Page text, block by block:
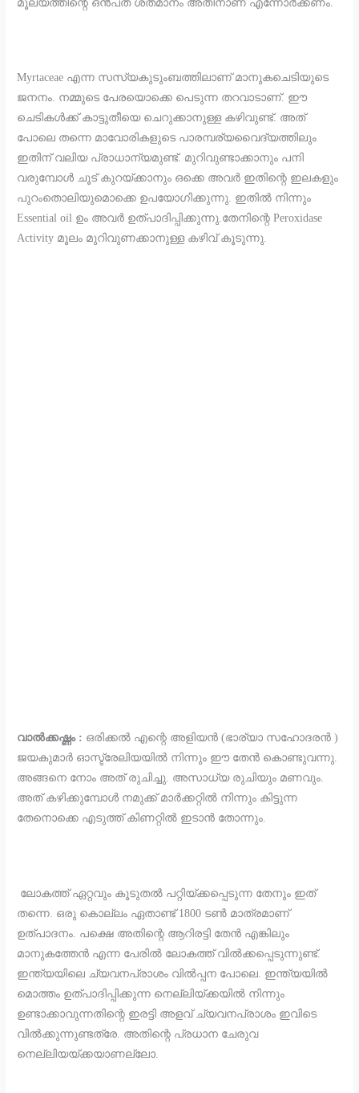
മൂല്യത്തിന്റെ ഒൻപത് ശതമാനം അതിനാണ് എന്നോർക്കണം.
Myrtaceae എന്ന സസ്യകുടുംബത്തിലാണ് മാനുകചെടിയുടെ
ജനനം. നമ്മുടെ പേരയൊക്കെ പെടുന്ന തറവാടാണ്. ഈ
ചെടികൾക്ക് കാട്ടുതീയെ ചെറുക്കാനുള്ള കഴിവുണ്ട്. അത്
പോലെ തന്നെ മാവോരികളുടെ പാരമ്പര്യവൈദ്യത്തിലും
ഇതിന് വലിയ പ്രാധാന്യമുണ്ട്. മുറിവുണ്ടാക്കാനും പനി
വരുമ്പോൾ ചൂട് കുറയ്ക്കാനും ഒക്കെ അവർ ഇതിന്റെ ഇലകളും
പുറംതൊലിയുമൊക്കെ ഉപയോഗിക്കുന്നു. ഇതിൽ നിന്നും
Essential oil ഉം അവർ ഉത്പാദിപ്പിക്കുന്നു.തേനിന്റെ Peroxidase
Activity മൂലം മുറിവുണക്കാനുള്ള കഴിവ് കൂടുന്നു.
വാൽക്കഷ്ണം : ഒരിക്കൽ എന്റെ അളിയൻ (ഭാര്യാ സഹോദരൻ )
ജയകുമാർ ഓസ്ട്രേലിയയിൽ നിന്നും ഈ തേൻ കൊണ്ടുവന്നു.
അങ്ങനെ നോം അത് രുചിച്ചു. അസാധ്യ രുചിയും മണവും.
അത് കഴിക്കുമ്പോൾ നമുക്ക് മാർക്കറ്റിൽ നിന്നും കിട്ടുന്ന
തേനൊക്കെ എടുത്ത് കിണറ്റിൽ ഇടാൻ തോന്നും.
ലോകത്ത് ഏറ്റവും കൂടുതൽ പറ്റിയ്ക്കപ്പെടുന്ന തേനും ഇത്
തന്നെ. ഒരു കൊല്ലം ഏതാണ്ട് 1800 ടൺ മാത്രമാണ്
ഉത്പാദനം. പക്ഷെ അതിന്റെ ആറിരട്ടി തേൻ എങ്കിലും
മാനുകത്തേൻ എന്ന പേരിൽ ലോകത്ത് വിൽക്കപ്പെടുന്നുണ്ട്.
ഇന്ത്യയിലെ ച്യവനപ്രാശം വിൽപ്പന പോലെ. ഇന്ത്യയിൽ
മൊത്തം ഉത്പാദിപ്പിക്കുന്ന നെല്ലിയ്ക്കയിൽ നിന്നും
ഉണ്ടാക്കാവുന്നതിന്റെ ഇരട്ടി അളവ് ച്യവനപ്രാശം ഇവിടെ
വിൽക്കുന്നുണ്ടത്രേ. അതിന്റെ പ്രധാന ചേരുവ
നെല്ലിയയ്ക്കയാണല്ലോ.